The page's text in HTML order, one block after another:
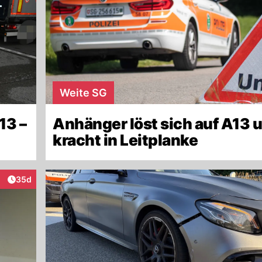
–
Weite SG
Anhänger löst sich auf A13
kracht in Leitplanke
Artikel veröffentlicht:
35d